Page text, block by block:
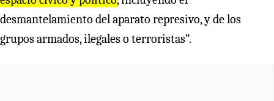
desmantelamiento del aparato represivo, y de los
grupos armados, ilegales o terroristas”.